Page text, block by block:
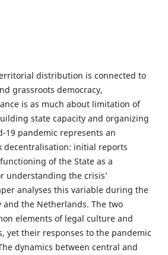
distribution is connected to
grassroots democracy,
is as much about limitation of
state capacity and organizing
19 pandemic represents an
initial reports
of the State as a
understanding the crisis’
analyses this variable during the
and the Netherlands. The two
elements of legal culture and
yet their responses to the pandemic
dynamics between central and